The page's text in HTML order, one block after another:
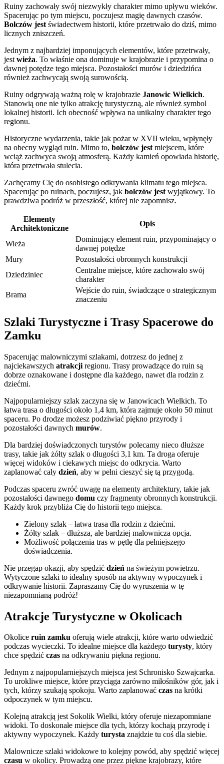
Ruiny zachowały swój niezwykły charakter mimo upływu wieków.
Spacerując po tym miejscu, poczujesz magię dawnych czasów.
Bolczów jest świadectwem historii, które przetrwało do dziś, mimo
licznych zniszczeń.
Jednym z najbardziej imponujących elementów, które przetrwały,
jest wieża. To właśnie ona dominuje w krajobrazie i przypomina o
dawnej potędze tego miejsca. Pozostałości murów i dziedzińca
również zachwycają swoją surowością.
Ruiny odgrywają ważną rolę w krajobrazie Janowic Wielkich.
Stanowią one nie tylko atrakcję turystyczną, ale również symbol
lokalnej historii. Ich obecność wpływa na unikalny charakter tego
regionu.
Historyczne wydarzenia, takie jak pożar w XVII wieku, wpłynęły
na obecny wygląd ruin. Mimo to, bolczów jest miejscem, które
wciąż zachwyca swoją atmosferą. Każdy kamień opowiada historię,
która przetrwała stulecia.
Zachęcamy Cię do osobistego odkrywania klimatu tego miejsca.
Spacerując po ruinach, poczujesz, jak bolczów jest wyjątkowy. To
prawdziwa podróż w przeszłość, której nie zapomnisz.
Elementy
Architektoniczne
Opis
Wieża
Dominujący element ruin, przypominający o
dawnej potędze
Mury
Pozostałości obronnych konstrukcji
Dziedziniec
Centralne miejsce, które zachowało swój
charakter
Brama
Wejście do ruin, świadczące o strategicznym
znaczeniu
Szlaki Turystyczne i Trasy Spacerowe do
Zamku
Spacerując malowniczymi szlakami, dotrzesz do jednej z
najciekawszych atrakcji regionu. Trasy prowadzące do ruin są
dobrze oznakowane i dostępne dla każdego, nawet dla rodzin z
dziećmi.
Najpopularniejszy szlak zaczyna się w Janowicach Wielkich. To
łatwa trasa o długości około 1,4 km, która zajmuje około 50 minut
spaceru. Po drodze możesz podziwiać piękno przyrody i
pozostałości dawnych murów.
Dla bardziej doświadczonych turystów polecamy nieco dłuższe
trasy, takie jak żółty szlak o długości 3,1 km. Ta droga oferuje
więcej widoków i ciekawych miejsc do odkrycia. Warto
zaplanować cały dzień, aby w pełni cieszyć się tą przygodą.
Podczas spaceru zwróć uwagę na elementy architektury, takie jak
pozostałości dawnego domu czy fragmenty obronnych konstrukcji.
Każdy krok przybliża Cię do historii tego miejsca.
Zielony szlak – łatwa trasa dla rodzin z dziećmi.
Żółty szlak – dłuższa, ale bardziej malownicza opcja.
Możliwość połączenia tras w pętlę dla pełniejszego
doświadczenia.
Nie przegap okazji, aby spędzić dzień na świeżym powietrzu.
Wytyczone szlaki to idealny sposób na aktywny wypoczynek i
odkrywanie historii. Zapraszamy Cię do wyruszenia w tę
niezapomnianą podróż!
Atrakcje Turystyczne w Okolicach
Okolice ruin zamku oferują wiele atrakcji, które warto odwiedzić
podczas wycieczki. To idealne miejsce dla każdego turysty, który
chce spędzić czas na odkrywaniu piękna regionu.
Jednym z najpopularniejszych miejsca jest Schronisko Szwajcarka.
To urokliwe miejsce, które przyciąga zarówno miłośników gór, jak i
tych, którzy szukają spokoju. Warto zaplanować czas na krótki
odpoczynek w tym miejscu.
Kolejną atrakcją jest Sokolik Wielki, który oferuje niezapomniane
widoki. To doskonałe miejsce dla tych, którzy kochają przyrodę i
aktywny wypoczynek. Każdy turysta znajdzie tu coś dla siebie.
Malownicze szlaki widokowe to kolejny powód, aby spędzić więcej
czasu w okolicy. Prowadzą one przez piękne krajobrazy, które